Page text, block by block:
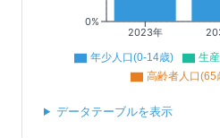
2023年
0%
年少人口(0-14歳)
生
高齢者人口(65
データテーブルを表示